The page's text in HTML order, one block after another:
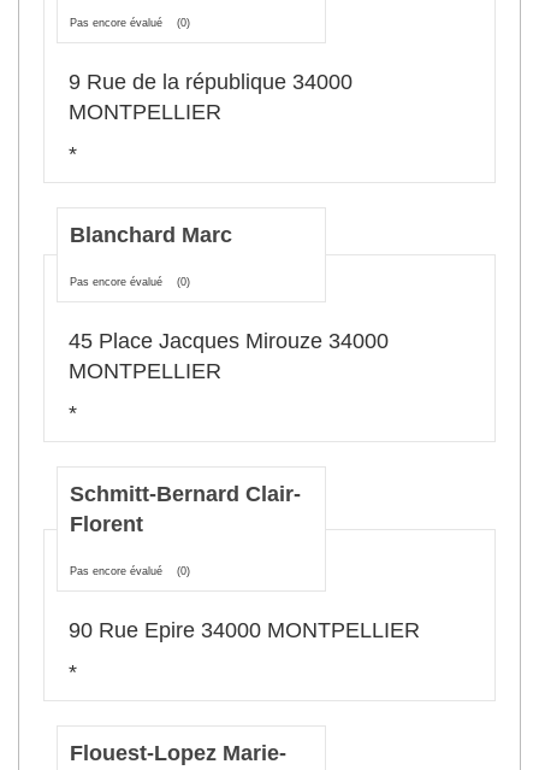
Pas encore évalué (0)
9 Rue de la république 34000
MONTPELLIER
*
Blanchard Marc
Pas encore évalué (0)
45 Place Jacques Mirouze 34000
MONTPELLIER
*
Schmitt-Bernard Clair-
Florent
Pas encore évalué (0)
90 Rue Epire 34000 MONTPELLIER
*
Flouest-Lopez Marie-